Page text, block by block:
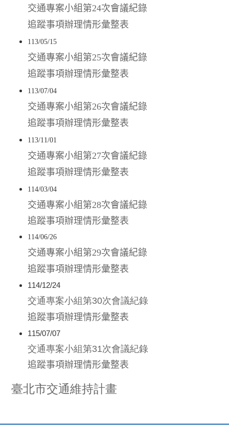
交通專案小組第24次會議紀錄
追蹤事項辦理情形彙整表
113/05/15
交通專案小組第25次會議紀錄
追蹤事項辦理情形彙整表
113/07/04
交通專案小組第26次會議紀錄
追蹤事項辦理情形彙整表
113/11/01
交通專案小組第27次會議紀錄
追蹤事項辦理情形彙整表
114/03/04
交通專案小組第28次會議紀錄
追蹤事項辦理情形彙整表
114/06/26
交通專案小組第29次會議紀錄
追蹤事項辦理情形彙整表
114/12/24
交通專案小組第30次會議紀錄
追蹤事項辦理情形彙整表
115/07/07
交通專案小組第31次會議紀錄
追蹤事項辦理情形彙整表
臺北市交通維持計畫